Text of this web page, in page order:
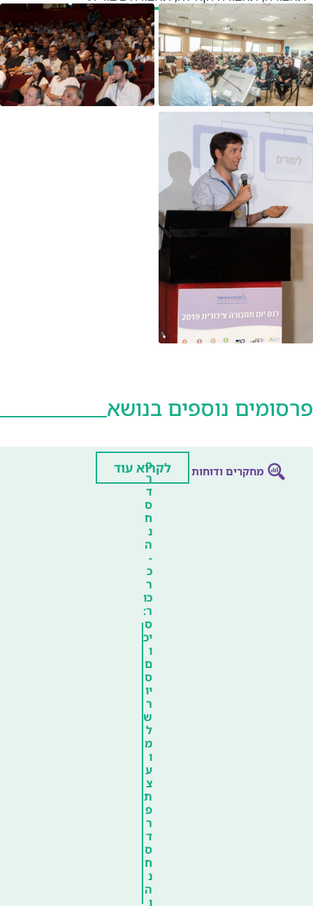
פרסומים נוספים בנושא
מחקרים ודוחות
פ
ר
ד
ס
ח
נ
ה
-
כ
ר
כו
ר:
ס
יכ
ו
ם
ס
יו
ר
ש
ל
מ
ו
ע
צ
ת
פ
ר
ד
ס
ח
נ
ה
ו
לקרוא עוד